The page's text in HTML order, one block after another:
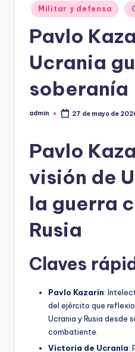
Militar y defensa
Pavlo
Ucrania
soberanía
Publicado
admin 27 de mayo de
Pavlo
visión de
la guerra
Rusia
Claves
Pavlo Kazarin:
del ejército que
Ucrania y Rusia desde
combatiente.
Victoria de Ucrania: